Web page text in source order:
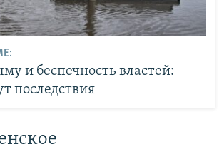
и беспечность властей:
последствия